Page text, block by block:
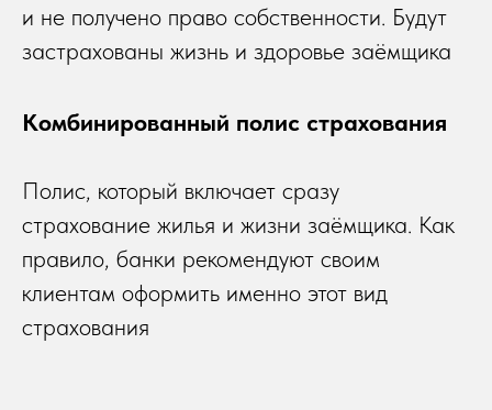
и не получено право собственности. Будут
застрахованы жизнь и здоровье заёмщика
Комбинированный полис страхования
Полис, который включает сразу
страхование жилья и жизни заёмщика. Как
правило, банки рекомендуют своим
клиентам оформить именно этот вид
страхования